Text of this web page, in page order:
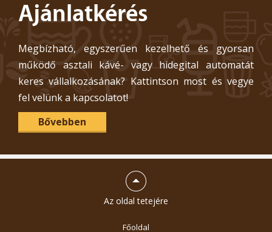
Ajánlatkérés
Megbízható, egyszerűen kezelhető és gyorsan
működő asztali kávé- vagy hidegital automatát
keres vállalkozásának? Kattintson most és vegye
fel velünk a kapcsolatot!
Bővebben
Az oldal tetejére
Főoldal